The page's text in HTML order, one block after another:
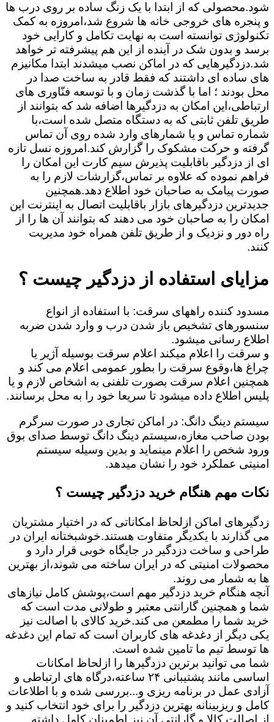
شود.محصولی که از ابتدا با یک زنگ ساده بر روی درب ها
و پنجره های خروجی خانه ها شروع شد،امروزه به کمک
تکنولوژی توانسته است به نهایت تکامل و کارایی خود
برسد و بدون شک در آینده از این هم پیشرفته تر خواهد
شد.دزدگیرهایی که در اماکن نصب میشدند ابتدا مکانیزم
های ساده ای داشتند که فقط قادر به ساخت صدا در
محل بودند ؛ اما با گذشت زمان و با توسعه فنّاوری های
ارتباطی،این امکان به دزدگیرها اضافه شد که بتوانند از
طریق تلفن ثابتی که به دستگاه متصل شده است،با
شماره تماس و یا شمارهای وارد شده روی آن تماس
گرفته و حرکت مشکوک را گزارش کند.امروزه نسل تازه
ای از دزدگیر باقابلیت پذیرش سیم کارت این امکان را
فراهم نموده که علاوه بر تماس،گزارشات لازم را به
صورت پیامک به صاحبان خود اطلاع دهد.همچنین
جدیدترین دزدگیرهای بازار باقابلیت اتصال به اینترنت این
امکان را به صاحبان خود می دهند که بتوانند آن ها را از
راه دور و نزدیک و از طریق تلفن همراه خود مدیریت
کنند.
مزایای استفاده از دزدگیر چیست ؟
مسدود کننده راههای سرقت: با استفاده از انواع
سنسورهای تشخیص باز شدن درب و وارد شدن ضربه
اطلاع رسانی میشود.
و سرقت را اعلام میکند اعلام سرقت بوسیله آژیر یا
چراغ ها،وقوع سرقت را بطور عمومی اعلام می کند و
همچنین اعلام سرقت بصورت تلفنی به اشخاص لازم و یا
پلیس اطلاع داده میشود تا سریعا خود را به محل برسانند.
سیستم دینگ دانگ: در اماکن تجاری در صورت سرگرم
بودن صاحب مغازه،سیستم دینگ دانگ توسط صدای بوق
ورود شخص را اعلام مینماید و بدین وسیله سیستم
امنیتی عملکرد خود را نشان میدهد.
نکات مهم هنگام خرید دزدگیر چیست ؟
زدگیرهای اماکن ازلحاظ امکاناتی که در اختیار مشتریان
می گذارند با یکدیگر متفاوت هستند.خوشبختانه ایران در
طراحی و ساخت دزدگیر در جایگاه خوبی قرار دارد و
محصولات امنیتی که در ایران ساخته می شوند،از بهترین
ها به شمار می روند.
آنچه هنگام خرید دزدگیر مهم است،پوشش کامل نیازهای
شما و همچنین گارانتی معتبر و طولانی مدت است که
خرید شما را مطمعن می کند.خرید کالای با اصالت نیز
یکی دیگر از دغدغه های کاربران است که تمام این دغدغه
ها توسط تیم ما تامین شده است.
شما می توانید برترین دزدگیرها را ازلحاظ امکانات
اساسی مانند پشتیبانی ۲۴ ساعته،درگاه های ارتباطی و
آزادی عمل در برنامه ریزی و...بررسی شده و با اطلاعات
کامل و ریزبینانه بهترین دزدگیر را برای خود انتخاب کنید و
از اصالت کالا و گارانتی آن نیز اطمینان کامل داشته